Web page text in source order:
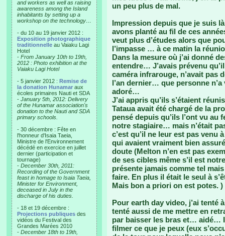
and workers as well as raising
awareness among the Island
inhabitants by setting up a
workshop on the technology…
- du 10 au 19 janvier 2012 :
Exposition photographique
traditionnelle au Vaiaku Lagi
Hotel
- From January 10th to 19th,
2012 : Photo exhibition at the
Vaiaku Lagi Hotel
- 5 janvier 2012 : Remise de
la donation Hunamar aux
écoles primaires Nauti et SDA
- January 5th, 2012: Delivery
of the Hunamar association's
donation to the Nauti and SDA
primary schools.
- 30 décembre : Fête en
l'honneur d'Isaia Taeia,
Ministre de l'Environnement
décédé en exercice en juillet
dernier (participation et
tournage)
- December 30th, 2011:
Recording of the Government
feast in homage to Isaia Taeia,
Minister for Environment,
deceased in July in the
discharge of his duties.
- 18 et 19 décembre :
Projections publiques des
vidéos du Festival des
Grandes Marées 2010
- December 18th to 19th,
un peu plus de mal.
Impression depuis que je suis
avons planté au fil de ces
veut plus d’études alors que
l’impasse … à ce matin la
Dans la mesure où j’ai donné
entendre… J’avais prévenu
caméra infrarouge, n’avait pas
l’an dernier… que personne
adoré…
J’ai appris qu’ils s’étaient
Tataua avait été chargé de la
pensé depuis qu’ils l’ont vu au
notre stagiaire… mais n’était
c’est qu’il ne leur est pas venu
qui avaient vraiment bien
doute (Melton n’en est pas
de ses cibles même s’il est
présente jamais comme tel
faire. En plus il était le seul à
Mais bon a priori on est potes. )
Pour earth day video, j’ai tenté
tenté aussi de me mettre en
par baisser les bras et… aidé…
filmer ce que je peux (eux